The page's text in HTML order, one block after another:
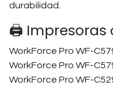
durabilidad.
🖨️ Impresoras
WorkForce Pro WF-
WorkForce Pro WF-
WorkForce Pro WF-